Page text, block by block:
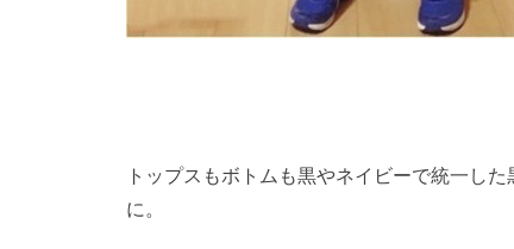
トップスもボトムも黒やネイビーで統一し
に。